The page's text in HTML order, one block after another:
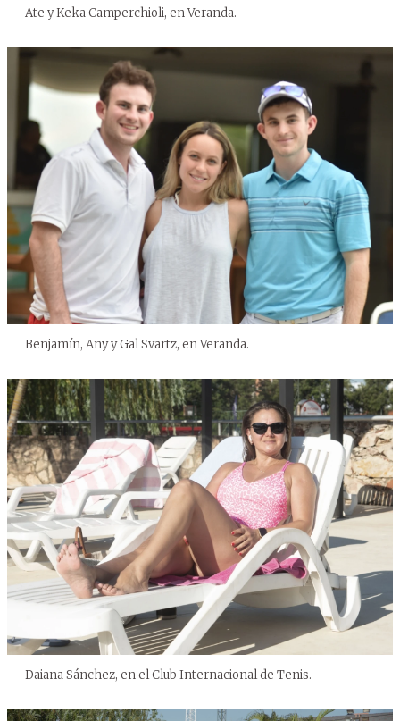
Ate y Keka Camperchioli, en Veranda.
Benjamín, Any y Gal Svartz, en Veranda.
Daiana Sánchez, en el Club Internacional de Tenis.